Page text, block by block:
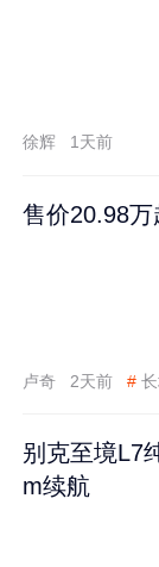
徐辉 1天前
售价20.98
卢奇 2天前 #
别克至境L7
m续航